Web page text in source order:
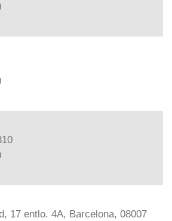
17 entlo. 4A, Barcelona, 08007